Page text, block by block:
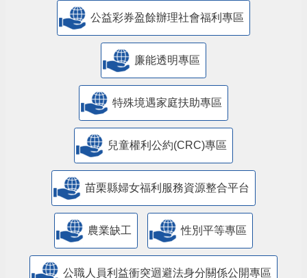
公益彩券盈餘辦理社會福利專區
廉能透明專區
特殊境遇家庭扶助專區
兒童權利公約(CRC)專區
苗栗縣婦女福利服務資源整合平台
農業缺工 性別平等專區
公職人員利益衝突迴避法身分關係公開專區